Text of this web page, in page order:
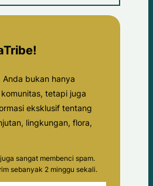
bukan hanya
tetapi juga
eksklusif tentang
lingkungan, flora,
sangat membenci spam.
sebanyak 2 minggu sekali.